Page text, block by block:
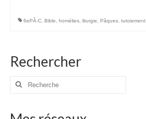
EdenCinéma
Vidéos Bibliques
Autres Vidéos
6ePÂ-C Bible homélies liturgie Pâques tutoiement
Rechercher
Rechercher